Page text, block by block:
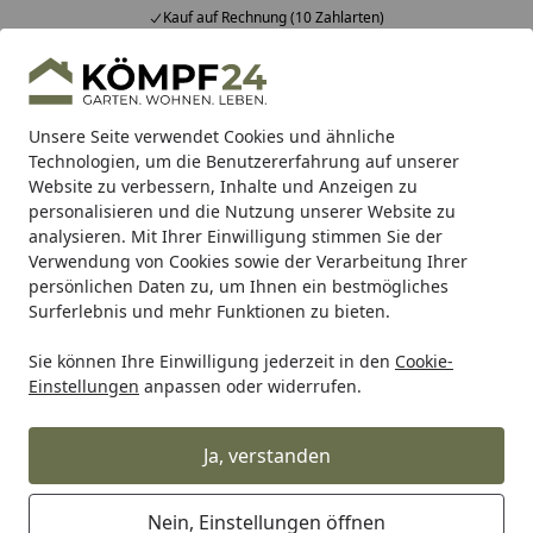
Unsere Seite verwendet Cookies und ähnliche
Technologien, um die Benutzererfahrung auf unserer
Website zu verbessern, Inhalte und Anzeigen zu
personalisieren und die Nutzung unserer Website zu
analysieren. Mit Ihrer Einwilligung stimmen Sie der
Verwendung von Cookies sowie der Verarbeitung Ihrer
persönlichen Daten zu, um Ihnen ein bestmögliches
Surferlebnis und mehr Funktionen zu bieten.
Sie können Ihre Einwilligung jederzeit in den Cookie-
Einstellungen anpassen oder widerrufen.
Ja, verstanden
Nein, Einstellungen öffnen
Kauf auf Rechnung (10 Zahlarten)
Alle Produkte
Mein Konto
Suchen
Startseite
Sauna: Wellness für alle Sinne Innensauna
Weka Premium Massivholzsauna
Bergen 1.8 - 45 mm
(1 Bewertung)